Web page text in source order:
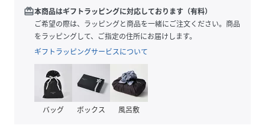
●サイズ
幅 1cm
全長 131.5cm
最小ウエスト 69cm
最大ウエスト 93cm
コンチョサイズ 幅4.5cm 高さ3.5cm
redeem本商品はギフトラッピングに対応しております（有料）
ご希望の際は、ラッピングと商品を一緒にご注文ください。商品
をラッピングして、ご指定の住所にお届けします。
ギフトラッピングサービスについて
バッグ ボックス 風呂敷